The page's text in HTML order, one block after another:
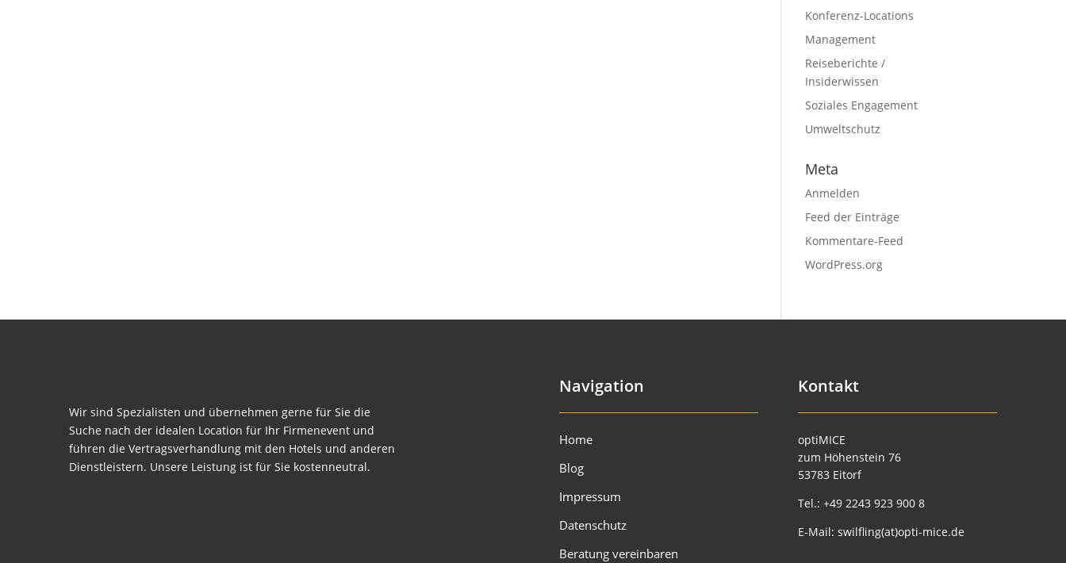
Konferenz-Locations
Management
Reiseberichte /
Insiderwissen
Soziales Engagement
Umweltschutz
Meta
Anmelden
Feed der Einträge
Kommentare-Feed
WordPress.org
Wir sind Spezialisten und übernehmen gerne für Sie die
Suche nach der idealen Location für Ihr Firmenevent und
führen die Vertragsverhandlung mit den Hotels und anderen
Dienstleistern. Unsere Leistung ist für Sie kostenneutral.
Navigation
Home
Blog
Impressum
Datenschutz
Beratung vereinbaren
Kontakt
optiMICE
zum Höhenstein 76
53783 Eitorf
Tel.: +49 2243 923 900 8
E-Mail: swilfling(at)opti-mice.de